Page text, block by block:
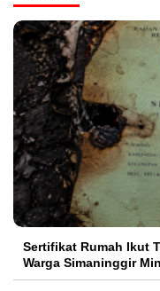
Sertifikat Rumah Ikut
Warga Simaninggir